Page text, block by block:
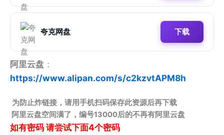
夸克网盘 下载
阿里云盘 ：
https://www.alipan.com/s/c2kzvtAPM8h
为防止炸链接，请用手机扫码保存此资源后再下载
阿里云盘空间满了，编号13000后的不再有阿里云盘
如有密码请尝试下面4个密码